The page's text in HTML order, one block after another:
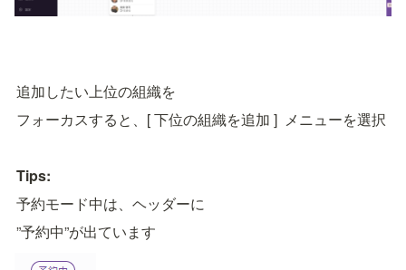
追加したい上位の組織を
フォーカスすると、[ 下位の組織を追加 ]  メニューを選択
Tips:
予約モード中は、ヘッダーに
”予約中”が出ています